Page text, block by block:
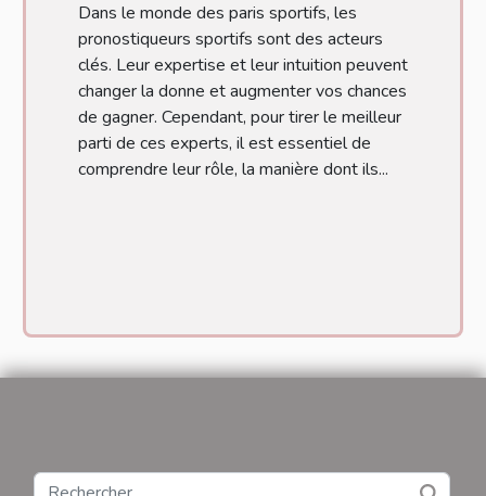
Dans le monde des paris sportifs, les
pronostiqueurs sportifs sont des acteurs
clés. Leur expertise et leur intuition peuvent
changer la donne et augmenter vos chances
de gagner. Cependant, pour tirer le meilleur
parti de ces experts, il est essentiel de
comprendre leur rôle, la manière dont ils...